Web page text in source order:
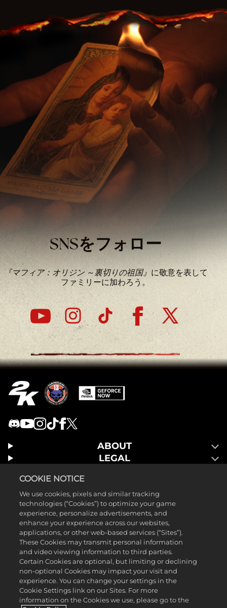
SNSをフォロー
『マフィア：オリジン ～裏切りの祖国』 に敬意を表して
ファミリーに加わろう。
ABOUT
LEGAL
©2025 Take-Two Interactive Software, Inc. Published by 2K Games.
Developed by Hangar 13. Mafia, Take-Two Interactive Software, 2K,
COOKIE NOTICE
We use cookies, pixels and similar tracking
technologies (“Cookies”) to optimize your game
experience, personalize advertisements, and
enhance your experience across our websites,
applications, or other web-based services (“Sites”).
These Cookies may transmit personal information
and video viewing information to third parties.
Certain Cookies are optional, but limiting or declining
non-optional Cookies may impact your visit and
experience. You can change your settings in the
Cookie Settings link on our Sites. For more
information on the Cookies we use, please go to the